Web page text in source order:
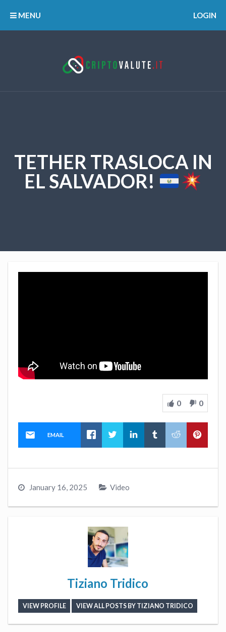
MENU LOGIN
TETHER TRASLOCA IN
EL SALVADOR!
0 0
EMAIL
January 16, 2025 Video
Tiziano Tridico
VIEW PROFILE VIEW ALL POSTS BY TIZIANO TRIDICO